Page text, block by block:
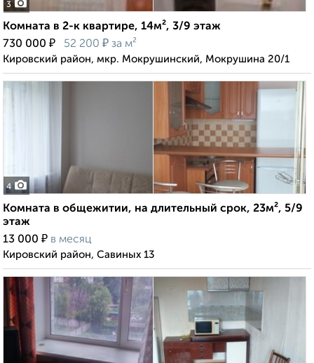
3
Комната в 2-к квартире, 14м², 3/9 этаж
730 000 ₽ 52 200 ₽ за м²
Кировский район, мкр. Мокрушинский, Мокрушина 20/1
4
Комната в общежитии, на длительный срок, 23м², 5/9
этаж
13 000 ₽ в месяц
Кировский район, Савиных 13